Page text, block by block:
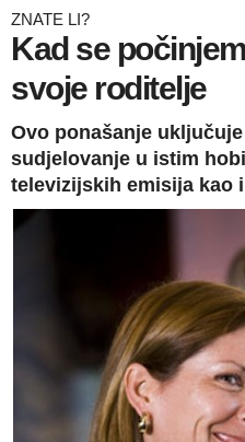
ZNATE LI?
Kad se
svoje roditelje
Ovo ponašanje
sudjelovanje u istim
televizijskih emisija kao